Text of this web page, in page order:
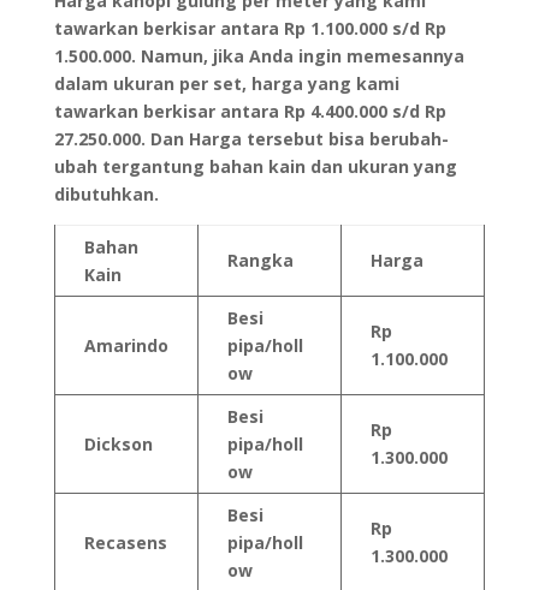
tawarkan berkisar antara Rp 1.100.000 s/d Rp
1.500.000. Namun, jika Anda ingin memesannya
dalam ukuran per set, harga yang kami
tawarkan berkisar antara Rp 4.400.000 s/d Rp
27.250.000. Dan Harga tersebut bisa berubah-
ubah tergantung bahan kain dan ukuran yang
dibutuhkan.
Bahan
Kain
Rangka Harga
Amarindo
Besi
pipa/holl
ow
Rp
1.100.000
Dickson
Besi
pipa/holl
ow
Rp
1.300.000
Recasens
Besi
pipa/holl
ow
Rp
1.300.000